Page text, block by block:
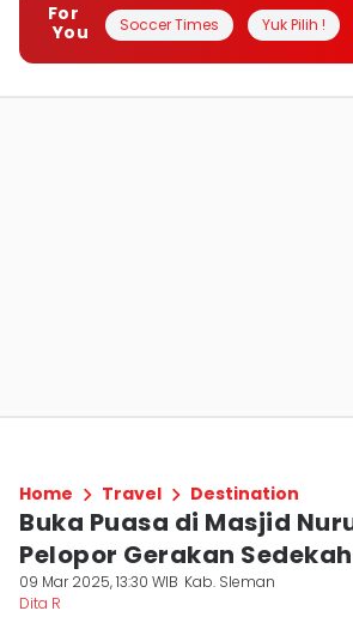
For
You
Soccer Times Yuk Pilih !
Home Travel Destination
Buka Puasa di Masjid
Pelopor Gerakan
09 Mar 2025, 13:30 WIB Kab. Sleman
Dita R